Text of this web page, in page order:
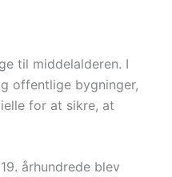
til middelalderen. I
offentlige bygninger,
for at sikre, at
århundrede blev